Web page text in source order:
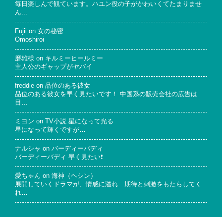
毎日楽しんで観ています。ハユン役の子がかわいくてたまりませ
ん…
Fujii on 女の秘密
Omoshiroi
磨雄様 on キルミーヒールミー
主人公のギャップがヤバイ
freddie on 品位のある彼女
品位のある彼女を早く見たいです！ 中国系の販売会社の広告は
目…
ミヨン on
TV小説 星になって光る
星になって輝くですが…
ナルシャ on バーディーバディ
バーディーバディ 早く見たい❗
愛ちゃん on 海神（ヘシン）
展開していくドラマが、情感に溢れ 期待と刺激をもたらしてく
れ…